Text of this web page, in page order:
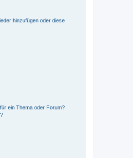
hinzufügen oder diese
ein Thema oder Forum?